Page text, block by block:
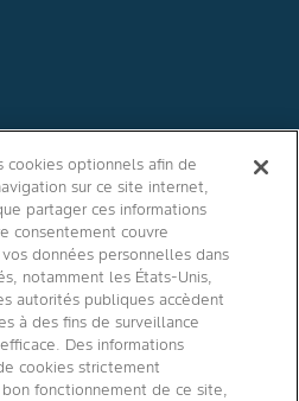
cookies optionnels afin de
sur ce site internet,
partager ces informations
consentement couvre
données personnelles dans
notamment les États-Unis,
autorités publiques accèdent
à des fins de surveillance
Des informations
cookies strictement
fonctionnement de ce site,